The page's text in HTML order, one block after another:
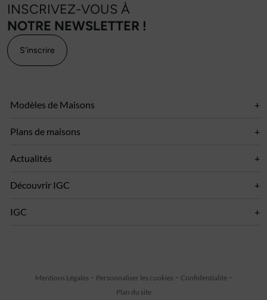
INSCRIVEZ-VOUS À
NOTRE NEWSLETTER !
S'inscrire
Modèles de Maisons
Plans de maisons
Actualités
Découvrir IGC
IGC
Mentions Légales Personnaliser les cookies
Confidentialité
Plan du site